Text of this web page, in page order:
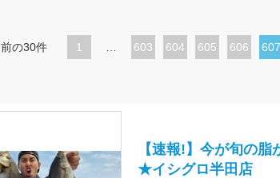
前の30件 1
ペ
603
ペ
604
ペ
605
ペ
606
カ
ペ
607
【速報!】今が旬の
★イシグロ半田店